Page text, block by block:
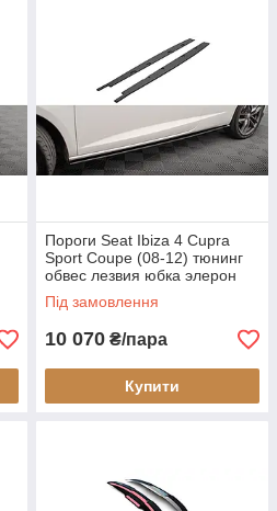
Пороги Seat Ibiza 4 Cupra
Sport Coupe (08-12) тюнинг
обвес лезвия юбка элерон
(Street Pro)
Під замовлення
10 070 ₴/пара
Купити